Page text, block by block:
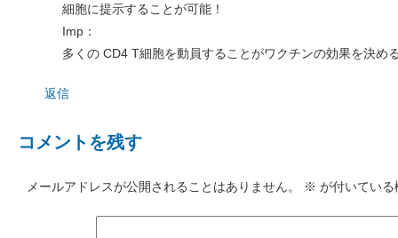
細胞に提示することが可能！
Imp：
多くの CD4 T細胞を動員することがワクチンの効果を決め
返信
コメントを残す
メールアドレスが公開されることはありません。 ※ が付いてい